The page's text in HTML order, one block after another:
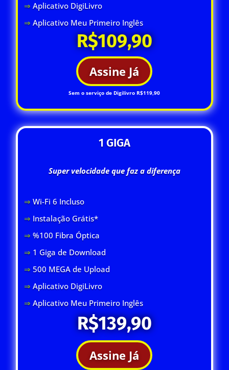
⇒Aplicativo DigiLivro
⇒Aplicativo Meu Primeiro Inglês
R$109,90
Assine Já
Sem o serviço de Digilivro R$119,90
1 GIGA
Super velocidade que faz a diferença
⇒ Wi-Fi 6 Incluso
⇒ Instalação Grátis*
⇒ %100 Fibra Óptica
⇒ 1 Giga de Download
⇒ 500 MEGA de Upload
⇒Aplicativo DigiLivro
⇒Aplicativo Meu Primeiro Inglês
R$139,90
Assine Já